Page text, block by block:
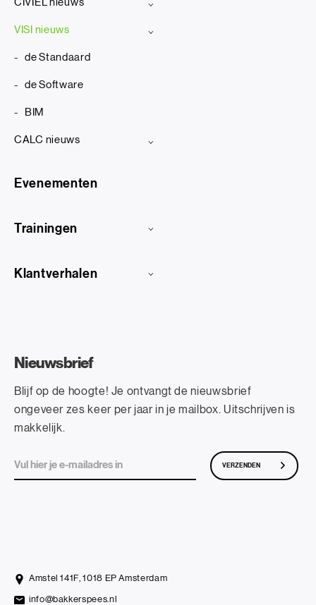
CIVIEL nieuws
VISI nieuws
de Standaard
de Software
BIM
CALC nieuws
Evenementen
Trainingen
Klantverhalen
Nieuwsbrief
Blijf op de hoogte! Je ontvangt de nieuwsbrief
ongeveer zes keer per jaar in je mailbox. Uitschrijven is
makkelijk.
VERZENDEN
Amstel 141F, 1018 EP Amsterdam
info@bakkerspees.nl